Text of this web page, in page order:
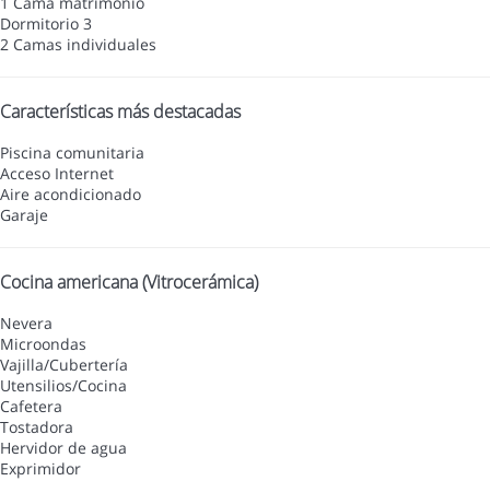
Dormitorio 3
2 Camas individuales
Características más destacadas
Piscina comunitaria
Acceso Internet
Aire acondicionado
Garaje
Cocina americana (Vitrocerámica)
Nevera
Microondas
Vajilla/Cubertería
Utensilios/Cocina
Cafetera
Tostadora
Hervidor de agua
Exprimidor